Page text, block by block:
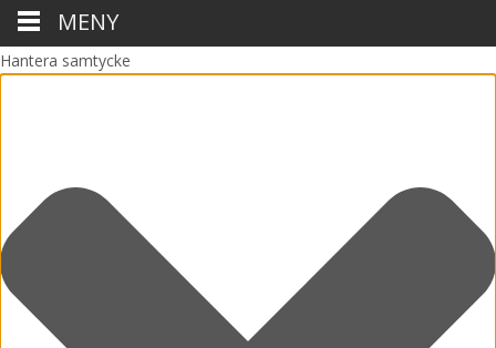
Hantera samtycke
MENY